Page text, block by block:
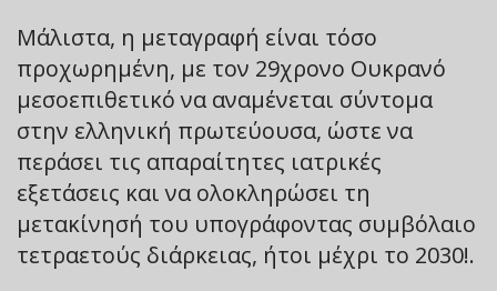
Μάλιστα, η μεταγραφή είναι τόσο
προχωρημένη, με τον 29χρονο Ουκρανό
μεσοεπιθετικό να αναμένεται σύντομα
στην ελληνική πρωτεύουσα, ώστε να
περάσει τις απαραίτητες ιατρικές
εξετάσεις και να ολοκληρώσει τη
μετακίνησή του υπογράφοντας συμβόλαιο
τετραετούς διάρκειας, ήτοι μέχρι το 2030!.